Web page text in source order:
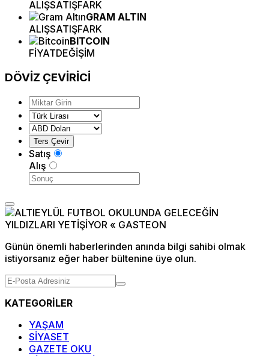
ALIŞSATIŞFARK
GRAM ALTIN
ALIŞSATIŞFARK
BITCOIN
FİYATDEĞİŞİM
DÖVİZ ÇEVİRİCİ
Satış
Alış
Günün önemli haberlerinden anında bilgi sahibi olmak
istiyorsanız eğer haber bültenine üye olun.
KATEGORİLER
YAŞAM
SİYASET
GAZETE OKU